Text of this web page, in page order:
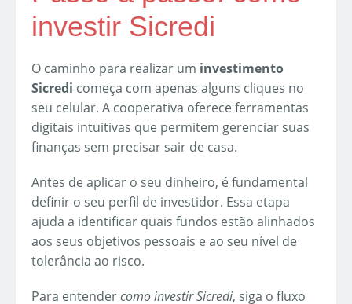
investir Sicredi
O caminho para realizar um investimento
Sicredi começa com apenas alguns cliques no
seu celular. A cooperativa oferece ferramentas
digitais intuitivas que permitem gerenciar suas
finanças sem precisar sair de casa.
Antes de aplicar o seu dinheiro, é fundamental
definir o seu perfil de investidor. Essa etapa
ajuda a identificar quais fundos estão alinhados
aos seus objetivos pessoais e ao seu nível de
tolerância ao risco.
Para entendercomo investir Sicredi, siga o fluxo